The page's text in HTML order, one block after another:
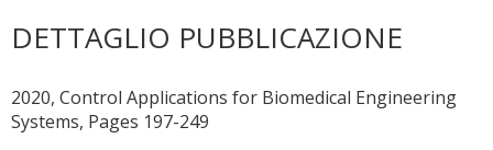
DETTAGLIO PUBBLICAZIONE
2020, Control Applications for Biomedical Engineering
Systems, Pages 197-249